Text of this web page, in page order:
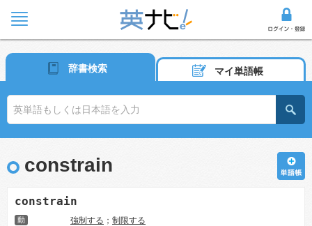
辞書検索 マイ単語帳
constrain
constrain
動 強制する ； 制限する